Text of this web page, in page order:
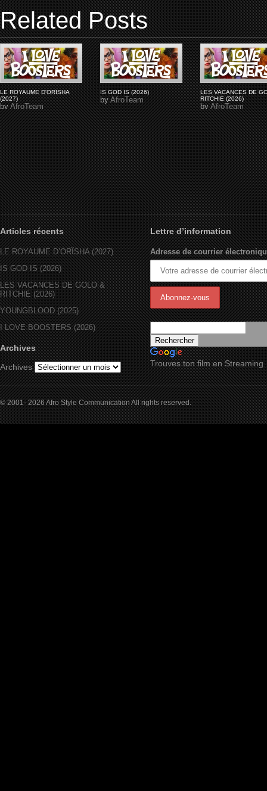
Related Posts
LE ROYAUME D'ORÏSHA
(2027)
byAfroTeam
IS GOD IS (2026)
byAfroTeam
LES VACANCES DE
RITCHIE (2026)
byAfroTeam
Articles récents
LE ROYAUME D’ORÏSHA (2027)
IS GOD IS (2026)
LES VACANCES DE GOLO &
RITCHIE (2026)
YOUNGBLOOD (2025)
I LOVE BOOSTERS (2026)
Archives
Archives
Lettre d’information
Adresse de courrier
Trouves ton film en Streaming
© 2001- 2026 Afro Style Communication All rights reserved.